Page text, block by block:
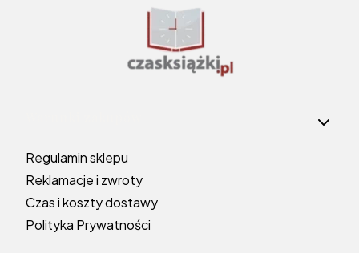
Regulamin sklepu
Reklamacje i zwroty
Czas i koszty dostawy
Polityka Prywatności